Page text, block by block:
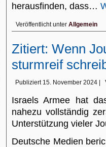
herausfinden, dass…
Veröffentlicht unter Allgemein
Zitiert: Wenn
sturmreif
Publiziert 15. November 2024
Israels Armee hat
nahezu vollständig
Unterstützung vieler
Deutsche Medien